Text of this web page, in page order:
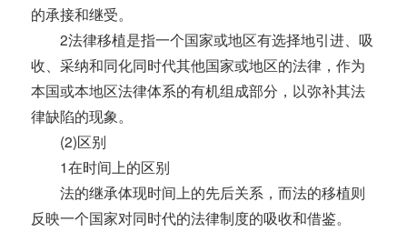
的承接和继受。
2法律移植是指一个国家或地区有选择地引进、吸
收、采纳和同化同时代其他国家或地区的法律，作为
本国或本地区法律体系的有机组成部分，以弥补其法
律缺陷的现象。
(2)区别
1在时间上的区别
法的继承体现时间上的先后关系，而法的移植则
反映一个国家对同时代的法律制度的吸收和借鉴。